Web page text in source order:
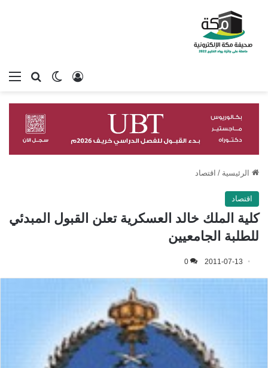
بحثالوضع
تسجيل الدخول
الرئيسية / اقتصاد
اقتصاد
كلية الملك خالد العسكرية تعلن القبول المبدئي
للطلبة الجامعيين
2011-07-13
0